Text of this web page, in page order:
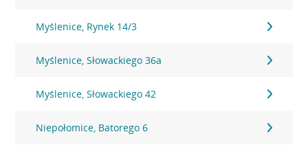
Myślenice, Rynek 14/3
Myślenice, Słowackiego 36a
Myślenice, Słowackiego 42
Niepołomice, Batorego 6